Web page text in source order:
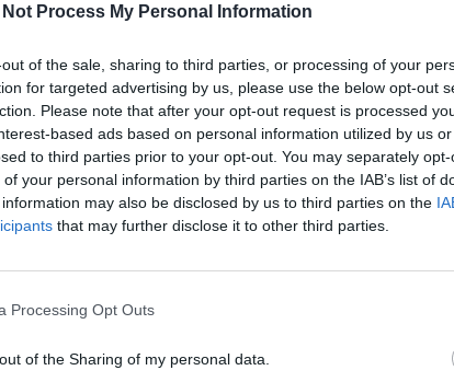
Not Process My Personal Information
of the sale, sharing to third parties, or processing of your
for targeted advertising by us, please use the below opt-out
Please note that after your opt-out request is processed
based ads based on personal information utilized by us
to third parties prior to your opt-out. You may separately
your personal information by third parties on the IAB’s list of
may also be disclosed by us to third parties on the
that may further disclose it to other third parties.
Processing Opt Outs
of the Sharing of my personal data.